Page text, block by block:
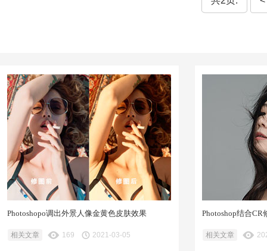
Photoshopo调出外景人像金黄色皮肤效果
相关文章 169 2021-03-05
Photoshop结合
相关文章